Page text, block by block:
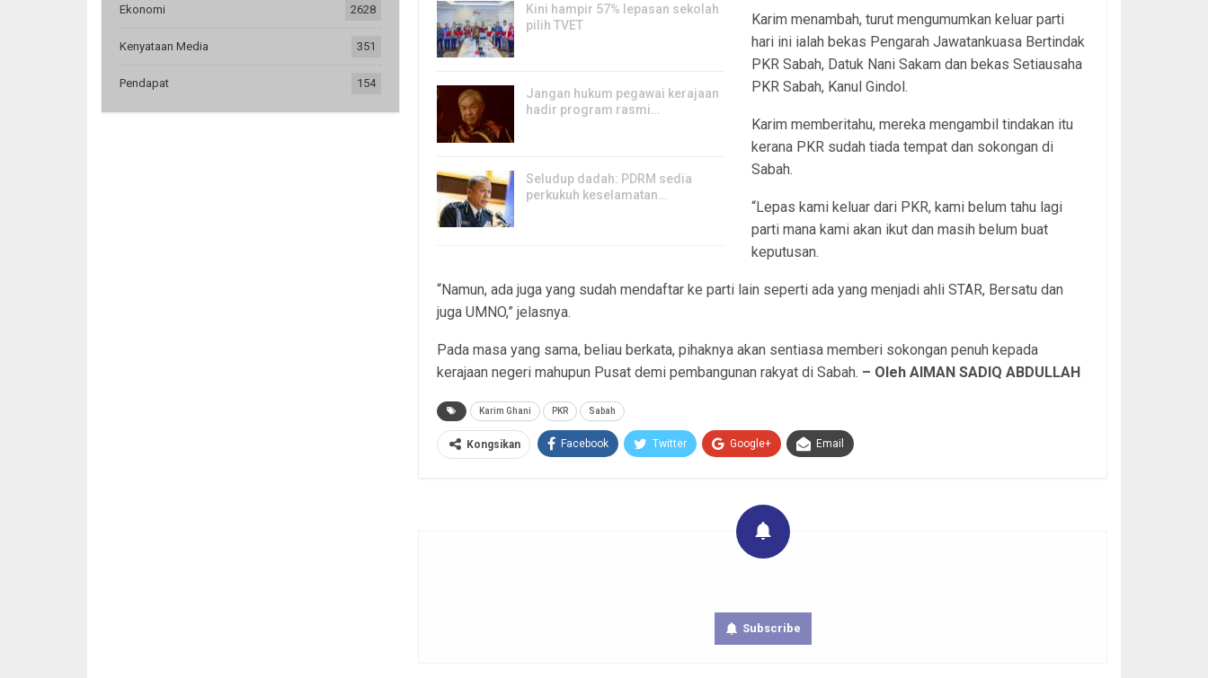
Kini hampir 57% lepasan sekolah
pilih TVET
Jangan hukum pegawai kerajaan
hadir program rasmi…
Seludup dadah: PDRM sedia
perkukuh keselamatan…
Karim menambah, turut mengumumkan keluar parti
hari ini ialah bekas Pengarah Jawatankuasa Bertindak
PKR Sabah, Datuk Nani Sakam dan bekas Setiausaha
PKR Sabah, Kanul Gindol.
Karim memberitahu, mereka mengambil tindakan itu
kerana PKR sudah tiada tempat dan sokongan di
Sabah.
“Lepas kami keluar dari PKR, kami belum tahu lagi
parti mana kami akan ikut dan masih belum buat
keputusan.
“Namun, ada juga yang sudah mendaftar ke parti lain seperti ada yang menjadi ahli STAR, Bersatu dan
juga UMNO,” jelasnya.
Pada masa yang sama, beliau berkata, pihaknya akan sentiasa memberi sokongan penuh kepada
kerajaan negeri mahupun Pusat demi pembangunan rakyat di Sabah. – Oleh AIMAN SADIQ ABDULLAH
Karim Ghani PKR Sabah
Kongsikan Facebook Twitter Google+ Email
Subscribe
Ekonomi 2628
Kenyataan Media 351
Pendapat 154